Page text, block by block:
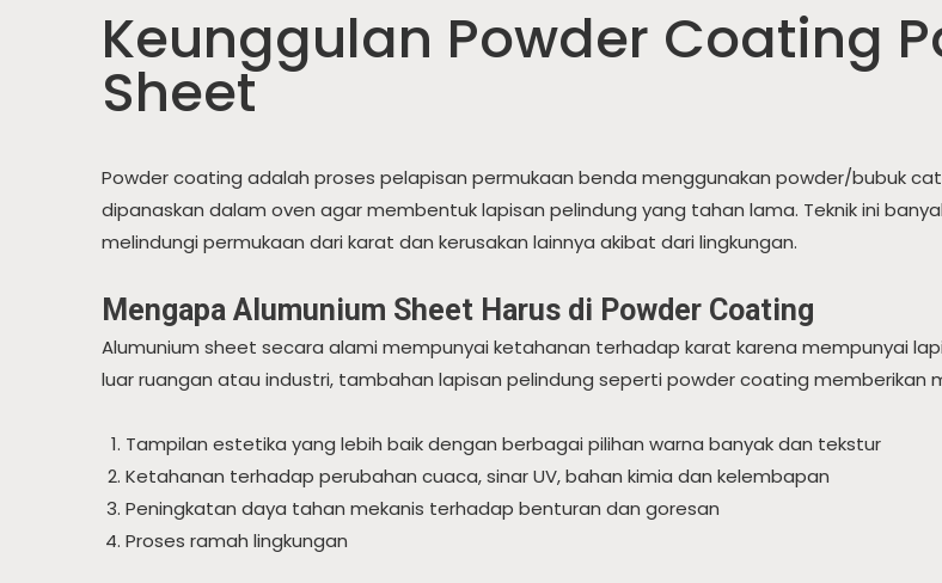
Keunggulan Powder Coating
Sheet
Powder coating adalah proses pelapisan permukaan benda menggunakan powder/bubuk
dipanaskan dalam oven agar membentuk lapisan pelindung yang tahan lama. Teknik ini
melindungi permukaan dari karat dan kerusakan lainnya akibat dari lingkungan.
Mengapa Alumunium Sheet Harus di Powder Coating
Alumunium sheet secara alami mempunyai ketahanan terhadap karat karena mempunyai
luar ruangan atau industri, tambahan lapisan pelindung seperti powder coating memberikan
Tampilan estetika yang lebih baik dengan berbagai pilihan warna banyak dan tekstur
Ketahanan terhadap perubahan cuaca, sinar UV, bahan kimia dan kelembapan
Peningkatan daya tahan mekanis terhadap benturan dan goresan
Proses ramah lingkungan